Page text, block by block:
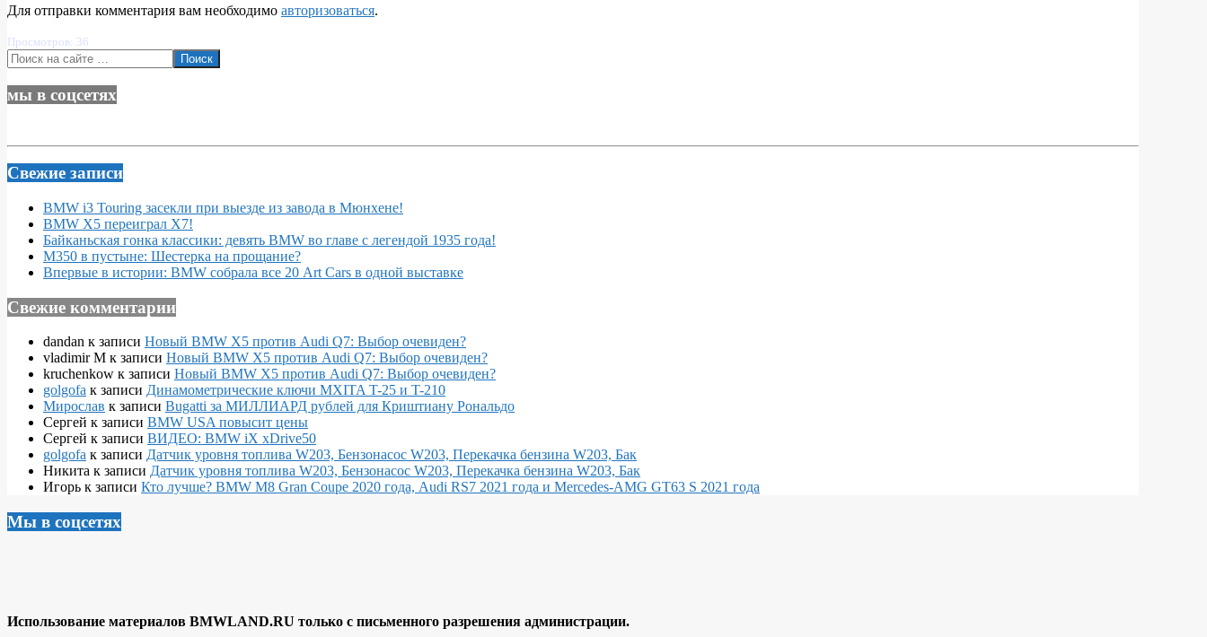
Для отправки комментария вам необходимо авторизоваться.
Просмотров: 36
Поиск
мы в соцсетях
Свежие записи
BMW i3 Touring засекли при выезде из завода в Мюнхене!
BMW X5 переиграл X7!
Байканьская гонка классики: девять BMW во главе с легендой 1935 года!
M350 в пустыне: Шестерка на прощание?
Впервые в истории: BMW собрала все 20 Art Cars в одной выставке
Свежие комментарии
dandan к записи Новый BMW X5 против Audi Q7: Выбор очевиден?
vladimir M к записи Новый BMW X5 против Audi Q7: Выбор очевиден?
kruchenkow к записи Новый BMW X5 против Audi Q7: Выбор очевиден?
golgofa к записи Динамометрические ключи MXITA T-25 и T-210
Мирослав к записи Bugatti за МИЛЛИАРД рублей для Криштиану Рональдо
Сергей к записи BMW USA повысит цены
Сергей к записи ВИДЕО: BMW iX xDrive50
golgofa к записи Датчик уровня топлива W203, Бензонасос W203, Перекачка бензина W203, Бак
Никита к записи Датчик уровня топлива W203, Бензонасос W203, Перекачка бензина W203, Бак
Игорь к записи Кто лучше? BMW M8 Gran Coupe 2020 года, Audi RS7 2021 года и Mercedes-AMG GT63 S 2021 года
Мы в соцсетях
Использование материалов BMWLAND.RU только с письменного разрешения администрации.